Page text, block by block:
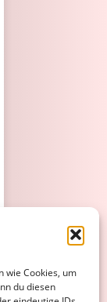
wie Cookies, um
du diesen